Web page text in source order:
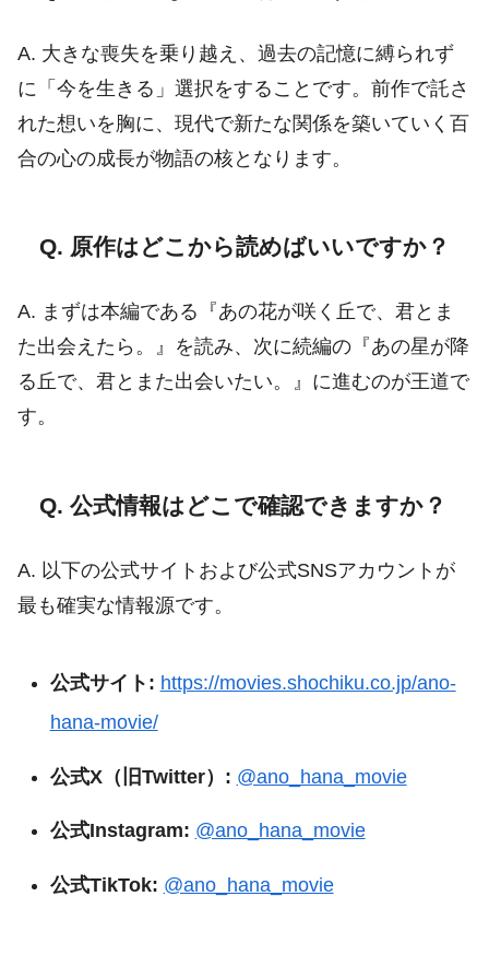
A. 大きな喪失を乗り越え、過去の記憶に縛られず
に「今を生きる」選択をすることです。前作で託さ
れた想いを胸に、現代で新たな関係を築いていく百
合の心の成長が物語の核となります。
Q. 原作はどこから読めばいいですか？
A. まずは本編である『あの花が咲く丘で、君とま
た出会えたら。』を読み、次に続編の『あの星が降
る丘で、君とまた出会いたい。』に進むのが王道で
す。
Q. 公式情報はどこで確認できますか？
A. 以下の公式サイトおよび公式SNSアカウントが
最も確実な情報源です。
公式サイト: https://movies.shochiku.co.jp/ano-
hana-movie/
公式X（旧Twitter）: @ano_hana_movie
公式Instagram: @ano_hana_movie
公式TikTok: @ano_hana_movie